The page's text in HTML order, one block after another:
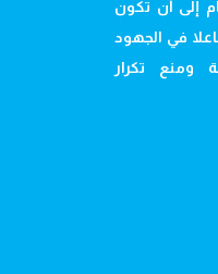
إلى أن تكون
في الجهود
ومنع تكرار